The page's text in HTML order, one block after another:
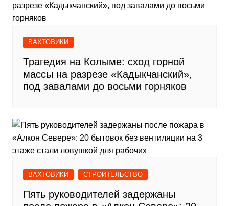
ВАХТОВИКИ
Трагедия на Колыме: сход горной
массы на разрезе «Кадыкчанский»,
под завалами до восьми горняков
ВАХТОВИКИ СТРОИТЕЛЬСТВО
Пять руководителей задержаны